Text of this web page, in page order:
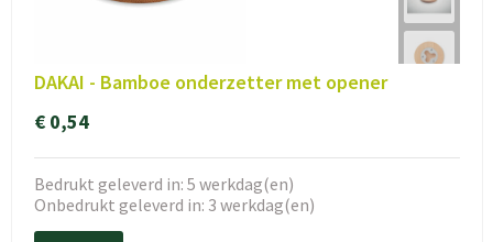
DAKAI - Bamboe onderzetter met opener
€ 0,54
Bedrukt geleverd in: 5 werkdag(en)
Onbedrukt geleverd in: 3 werkdag(en)